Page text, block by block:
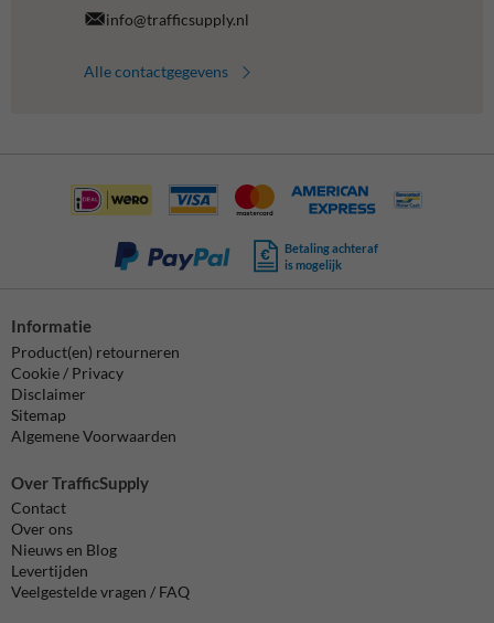
info@trafficsupply.nl
Alle contactgegevens
Betaling achteraf
is mogelijk
Informatie
Product(en) retourneren
Cookie / Privacy
Disclaimer
Sitemap
Algemene Voorwaarden
Over TrafficSupply
Contact
Over ons
Nieuws en Blog
Levertijden
Veelgestelde vragen / FAQ